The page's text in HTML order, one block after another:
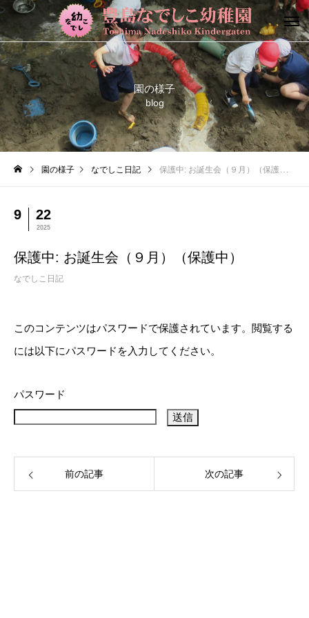
園の様子
blog
園の様子 なでしこ日記 保護中: お誕生会（９月）（保護中）
9 22
2025
保護中: お誕生会（９月）（保護中）
なでしこ日記
このコンテンツはパスワードで保護されています。閲覧する
には以下にパスワードを入力してください。
パスワード
前の記事 次の記事